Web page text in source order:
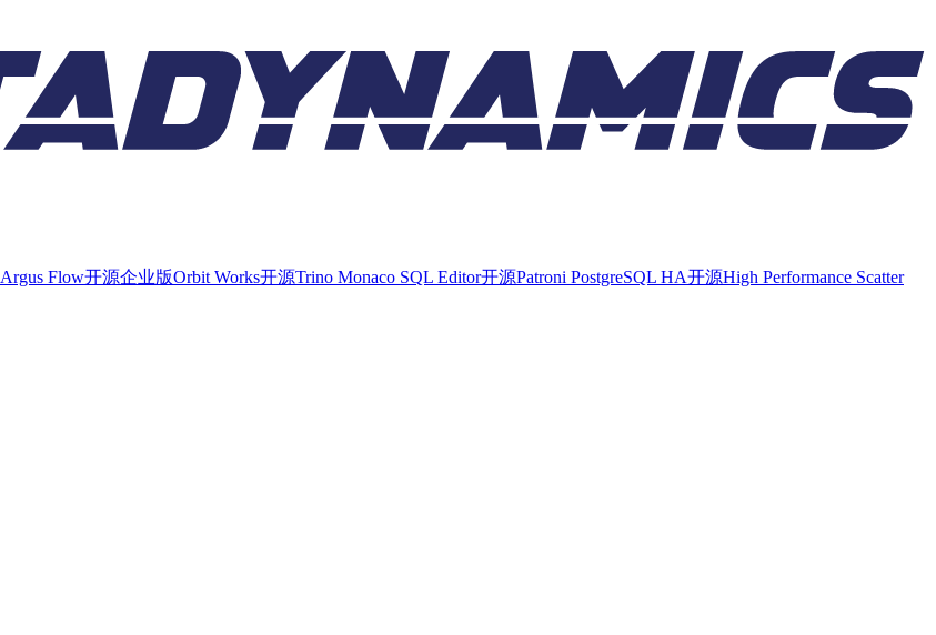
Argus Flow开源企业版Orbit Works开源Trino Monaco SQL Editor开源Patroni PostgreSQL HA开源High Performance Scatter